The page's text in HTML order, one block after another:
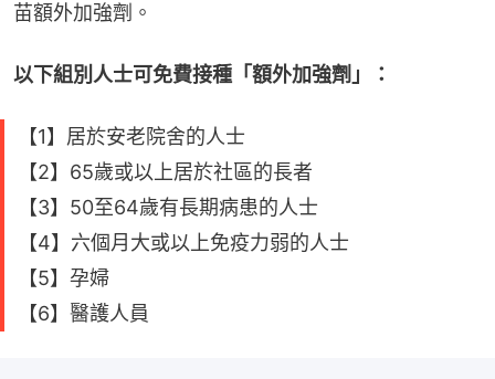
苗額外加強劑。
以下組別人士可免費接種「額外加強劑」：
【1】居於安老院舍的人士
【2】65歲或以上居於社區的長者
【3】50至64歲有長期病患的人士
【4】六個月大或以上免疫力弱的人士
【5】孕婦
【6】醫護人員